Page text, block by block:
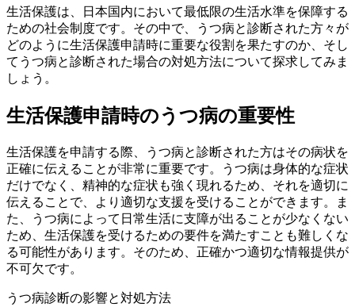
生活保護は、日本国内において最低限の生活水準を保障する
ための社会制度です。その中で、うつ病と診断された方々が
どのように生活保護申請時に重要な役割を果たすのか、そし
てうつ病と診断された場合の対処方法について探求してみま
しょう。
生活保護申請時のうつ病の重要性
生活保護を申請する際、うつ病と診断された方はその病状を
正確に伝えることが非常に重要です。うつ病は身体的な症状
だけでなく、精神的な症状も強く現れるため、それを適切に
伝えることで、より適切な支援を受けることができます。ま
た、うつ病によって日常生活に支障が出ることが少なくない
ため、生活保護を受けるための要件を満たすことも難しくな
る可能性があります。そのため、正確かつ適切な情報提供が
不可欠です。
うつ病診断の影響と対処方法